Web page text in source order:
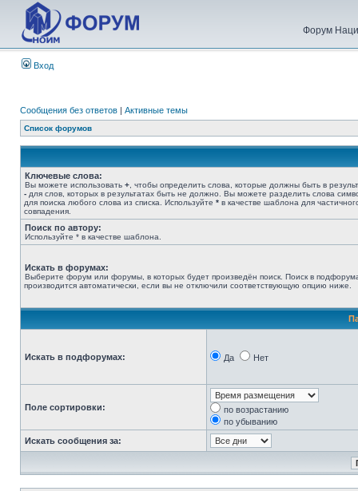
Форум
Вход
Сообщения без ответов | Активные темы
Список форумов
Ключевые слова:
Вы можете использовать + , чтобы определить слова, которые должны быть в
- для слов, которых в результатах быть не должно. Вы можете разделить слова
для поиска любого слова из списка. Используйте * в качестве шаблона для
совпадения.
Поиск по автору:
Используйте * в качестве шаблона.
Искать в форумах:
Выберите форум или форумы, в которых будет произведён поиск. Поиск в
производится автоматически, если вы не отключили соответствующую опцию ниже.
Искать в подфорумах: Да Нет
Поле сортировки:
по возрастанию
по убыванию
Искать сообщения за: